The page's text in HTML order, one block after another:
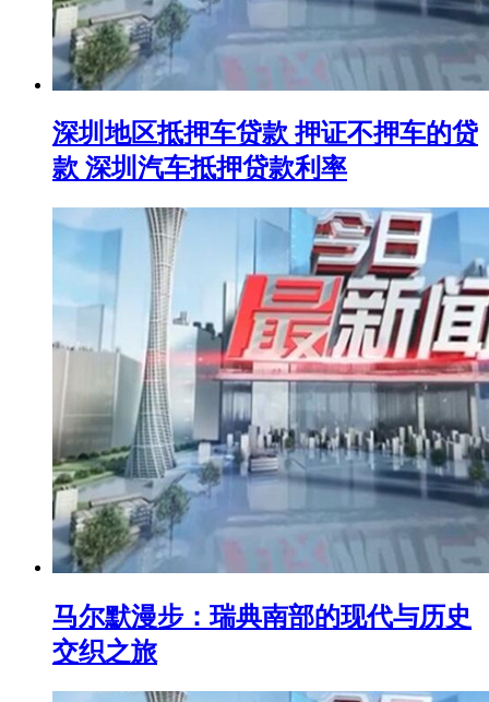
深圳地区抵押车贷款 押证不押车的贷
款 深圳汽车抵押贷款利率
马尔默漫步：瑞典南部的现代与历史
交织之旅